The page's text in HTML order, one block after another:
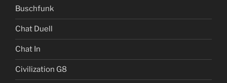
Buschfunk
Chat Duell
Chat In
Civilization G8